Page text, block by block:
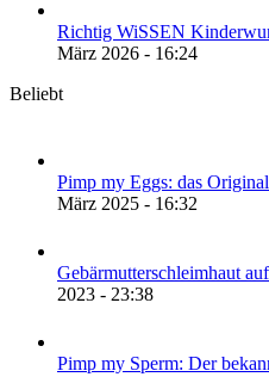
Rich­tig WiS­SEN
März 2026 - 16:24
Beliebt
Pimp my Eggs: das
März 2025 - 16:32
Gebär­mut­ter­schleim­haut
2023 - 23:38
Pimp my Sperm: Der